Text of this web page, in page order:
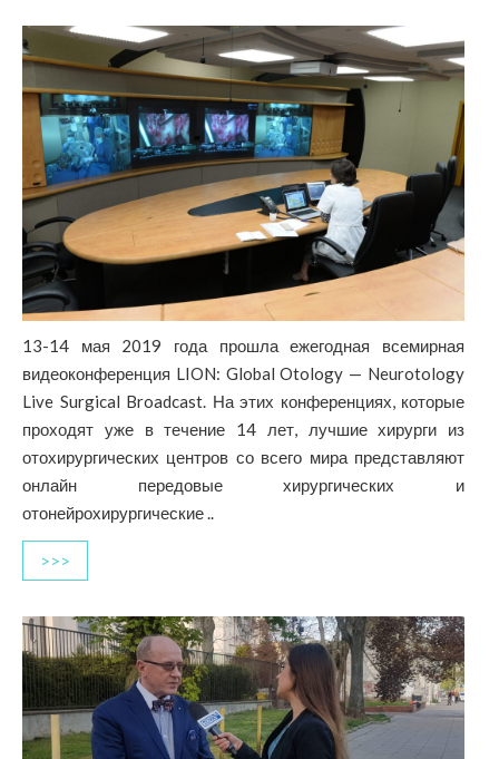
13-14 мая 2019 года прошла ежегодная всемирная
видеоконференция LION: Global Otology — Neurotology
Live Surgical Broadcast. На этих конференциях, которые
проходят уже в течение 14 лет, лучшие хирурги из
отохирургических центров со всего мира представляют
онлайн передовые хирургических и
отонейрохирургические ..
>>>